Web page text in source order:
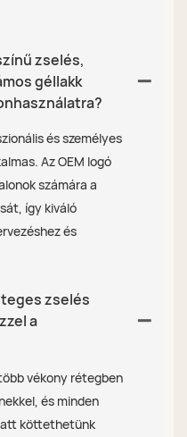
zselés,
géllakk
és személyes
Az OEM logó
számára a
így kiváló
és
zselés
a
vékony rétegben
és minden
köttethetünk